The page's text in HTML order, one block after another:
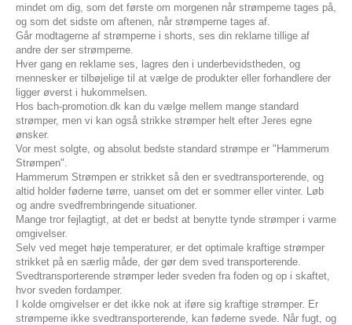
mindet om dig, som det første om morgenen når strømperne tages på,
og som det sidste om aftenen, når strømperne tages af.
Går modtagerne af strømperne i shorts, ses din reklame tillige af
andre der ser strømperne.
Hver gang en reklame ses, lagres den i underbevidstheden, og
mennesker er tilbøjelige til at vælge de produkter eller forhandlere der
ligger øverst i hukommelsen.
Hos bach-promotion.dk kan du vælge mellem mange standard
strømper, men vi kan også strikke strømper helt efter Jeres egne
ønsker.
Vor mest solgte, og absolut bedste standard strømpe er " Hammerum
Strømpen".
Hammerum Strømpen er strikket så den er svedtransporterende, og
altid holder føderne tørre, uanset om det er sommer eller vinter. Løb
og andre svedfrembringende situationer.
Mange tror fejlagtigt, at det er bedst at benytte tynde strømper i varme
omgivelser.
Selv ved meget høje temperaturer, er det optimale kraftige strømper
strikket på en særlig måde, der gør dem sved transporterende.
Svedtransporterende strømper leder sveden fra foden og op i skaftet,
hvor sveden fordamper.
I kolde omgivelser er det ikke nok at iføre sig kraftige strømper. Er
strømperne ikke svedtransporterende, kan føderne svede. Når fugt, og